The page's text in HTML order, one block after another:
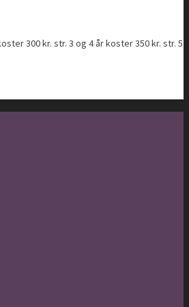
300 kr. str. 3 og 4 år koster 350 kr. str. 5